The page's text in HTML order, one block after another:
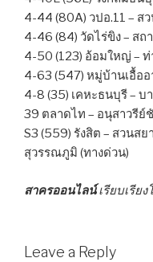
4-44 (80A) วปอ.11 – ส
4-46 (84) วัดไร่ขิง – ส
4-50 (123) อ้อมใหญ่ – ท่
4-63 (547) หมู่บ้านเอื้อ
4-8 (35) เคหะธนบุรี – บ
39 ตลาดไท – อนุสาวรีย์
S3 (559) รังสิต – สวนส
สุวรรณภูมิ (ทางด่วน)
สาครออนไลน์เรียบเรีย
Leave a Reply